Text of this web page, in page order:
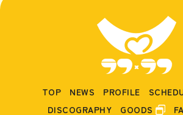
TOP NEWS PROFILE
DISCOGRAPHY
GOODS